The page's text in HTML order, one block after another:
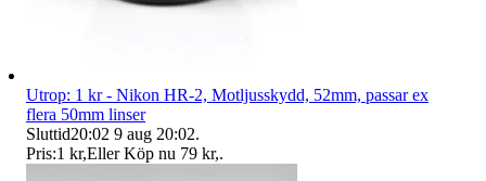
Utrop: 1 kr - Nikon HR-2, Motljusskydd, 52mm, passar ex
flera 50mm linser
Sluttid20:02 9 aug 20:02.
Pris:1 kr,Eller Köp nu 79 kr,.